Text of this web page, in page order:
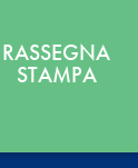
RASSEGNA
STAMPA